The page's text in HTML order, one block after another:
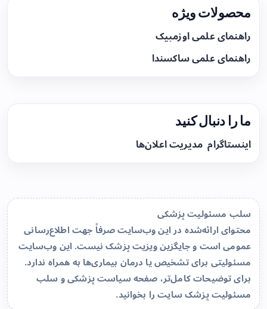
محصولات ویژه
راهنمای علمی اوزمپیک
راهنمای علمی ساکسندا
ما را دنبال کنید
اینستاگرام مدیریت اعلان‌ها
سلب مسئولیت پزشکی
محتوای ارائه‌شده در این وب‌سایت صرفاً جهت اطلاع‌رسانی
عمومی است و جایگزین ویزیت پزشک نیست. این وب‌سایت
مسئولیتی برای تشخیص یا درمان بیماری‌ها به همراه ندارد.
برای توضیحات کامل‌تر، صفحهسیاست پزشکی و سلب
مسئولیت پزشک سایترا بخوانید.